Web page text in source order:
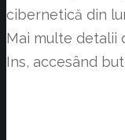
cibernetică din
Mai multe detalii
Ins, accesând